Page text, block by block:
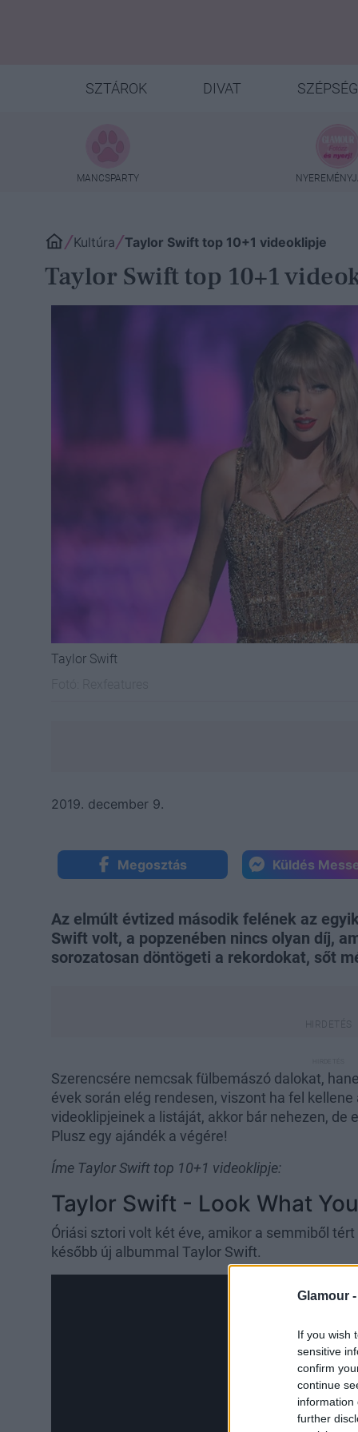
Glamour -
If you wish
sensitive
confirm
continue
information
further
SZTÁROK DIVAT SZÉPSÉG
MANCSPARTY
Kultúra Taylor Swift top 10+1 videoklipje
Taylor Swift top 10+1
Taylor Swift
2019. december 9.
Megosztás Küldés
Az elmúlt évtized második felének az
Swift volt, a popzenében nincs olyan díj,
sorozatosan döntögeti a rekordokat, sőt
Szerencsére nemcsak fülbemászó dalokat,
évek során elég rendesen, viszont ha fel
videoklipjeinek a listáját, akkor bár nehezen, de
Plusz egy ajándék a végére!
Íme Taylor Swift top 10+1 videoklipje:
Taylor Swift - Look What
Óriási sztori volt két éve, amikor a semmiből
később új albummal Taylor Swift.